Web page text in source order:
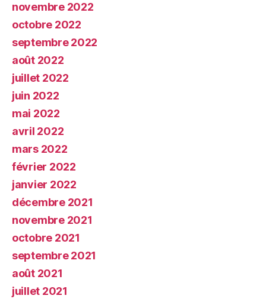
novembre 2022
octobre 2022
septembre 2022
août 2022
juillet 2022
juin 2022
mai 2022
avril 2022
mars 2022
février 2022
janvier 2022
décembre 2021
novembre 2021
octobre 2021
septembre 2021
août 2021
juillet 2021